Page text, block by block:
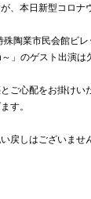
、本日新型コロナ
陶業市民会館ビ
」のゲスト出演は
ご心配をお掛けい
す。
戻しはございませ